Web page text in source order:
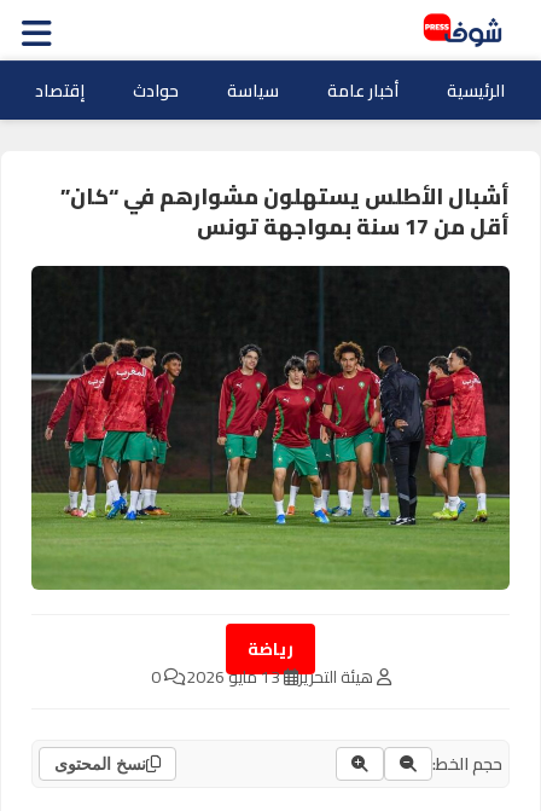
الرئيسية أخبار عامة سياسة حوادث إقتصاد
أشبال الأطلس يستهلون مشوارهم في “كان”
أقل من 17 سنة بمواجهة تونس
رياضة
هيئة التحرير 13 مايو 2026 0
حجم الخط: نسخ المحتوى